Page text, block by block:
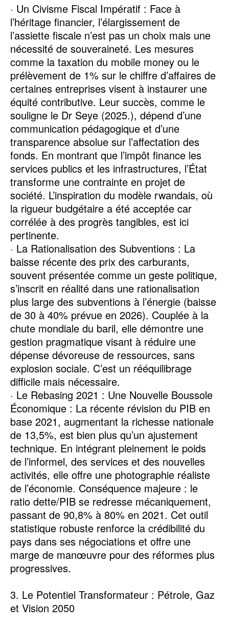
· Un Civisme Fiscal Impératif : Face à
l’héritage financier, l’élargissement de
l’assiette fiscale n’est pas un choix mais une
nécessité de souveraineté. Les mesures
comme la taxation du mobile money ou le
prélèvement de 1% sur le chiffre d’affaires de
certaines entreprises visent à instaurer une
équité contributive. Leur succès, comme le
souligne le Dr Seye (2025.), dépend d’une
communication pédagogique et d’une
transparence absolue sur l’affectation des
fonds. En montrant que l’impôt finance les
services publics et les infrastructures, l’État
transforme une contrainte en projet de
société. L’inspiration du modèle rwandais, où
la rigueur budgétaire a été acceptée car
corrélée à des progrès tangibles, est ici
pertinente.
· La Rationalisation des Subventions : La
baisse récente des prix des carburants,
souvent présentée comme un geste politique,
s’inscrit en réalité dans une rationalisation
plus large des subventions à l’énergie (baisse
de 30 à 40% prévue en 2026). Couplée à la
chute mondiale du baril, elle démontre une
gestion pragmatique visant à réduire une
dépense dévoreuse de ressources, sans
explosion sociale. C’est un rééquilibrage
difficile mais nécessaire.
· Le Rebasing 2021 : Une Nouvelle Boussole
Économique : La récente révision du PIB en
base 2021, augmentant la richesse nationale
de 13,5%, est bien plus qu’un ajustement
technique. En intégrant pleinement le poids
de l’informel, des services et des nouvelles
activités, elle offre une photographie réaliste
de l’économie. Conséquence majeure : le
ratio dette/PIB se redresse mécaniquement,
passant de 90,8% à 80% en 2021. Cet outil
statistique robuste renforce la crédibilité du
pays dans ses négociations et offre une
marge de manœuvre pour des réformes plus
progressives.
3. Le Potentiel Transformateur : Pétrole, Gaz
et Vision 2050